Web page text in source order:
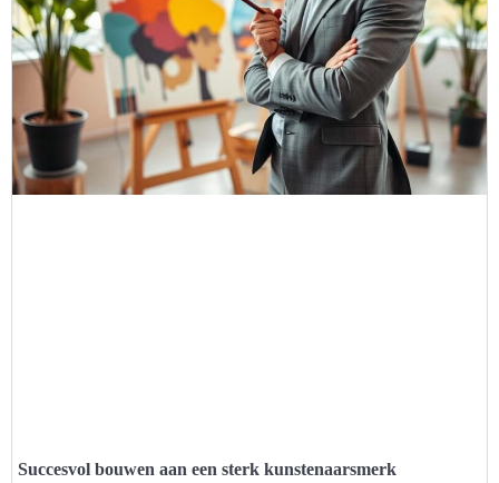
Succesvol bouwen aan een sterk kunstenaarsmerk